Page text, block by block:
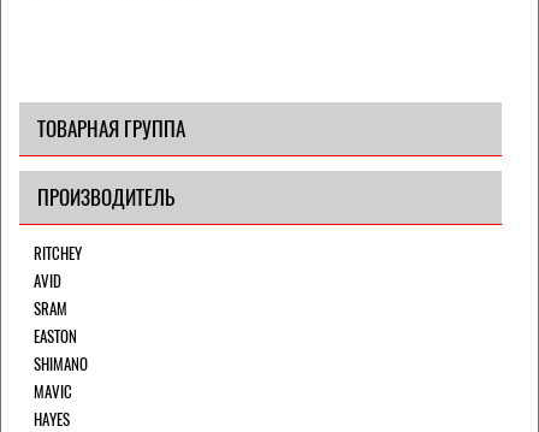
ТОВАРНАЯ ГРУППА
ПРОИЗВОДИТЕЛЬ
RITCHEY
AVID
SRAM
EASTON
SHIMANO
MAVIC
HAYES